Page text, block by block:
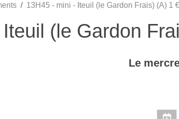
13H45 - mini - Iteuil (le Gardon Frais) (A) 1
(le Gardon
Le